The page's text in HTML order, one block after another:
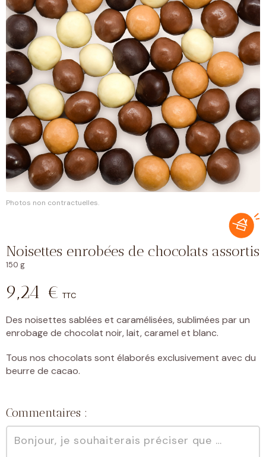
Photos non contractuelles.
Noisettes enrobées de chocolats assortis
150 g
9,24 € TTC
Des noisettes sablées et caramélisées, sublimées par un
enrobage de chocolat noir, lait, caramel et blanc.
Tous nos chocolats sont élaborés exclusivement avec du
beurre de cacao.
Commentaires :